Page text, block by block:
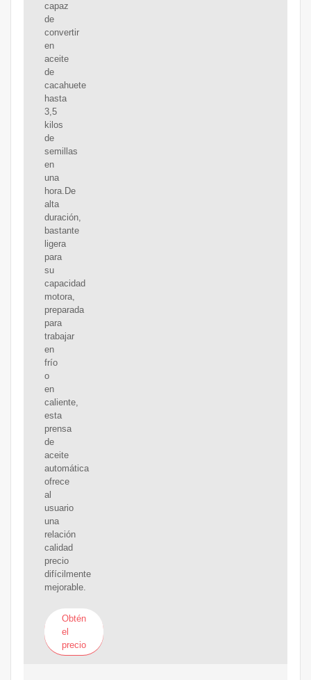
capaz
de
convertir
en
aceite
de
cacahuete
hasta
3,5
kilos
de
semillas
en
una
hora.De
alta
duración,
bastante
ligera
para
su
capacidad
motora,
preparada
para
trabajar
en
frío
o
en
caliente,
esta
prensa
de
aceite
automática
ofrece
al
usuario
una
relación
calidad
precio
difícilmente
mejorable.
Obtén
el
precio